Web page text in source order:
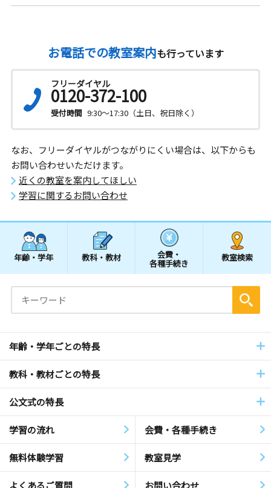
お電話での教室案内も行っています
フリーダイヤル
0120-372-100
受付時間 9:30～17:30（土日、祝日除く）
なお、フリーダイヤルがつながりにくい場合は、以下からも
お問い合わせいただけます。
近くの教室を案内してほしい
学習に関するお問い合わせ
年齢・学年 教科・教材 会費・
各種手続き
教室検索
年齢・学年ごとの特長
教科・教材ごとの特長
公文式の特長
学習の流れ 会費・各種手続き
無料体験学習 教室見学
よくあるご質問 お問い合わせ